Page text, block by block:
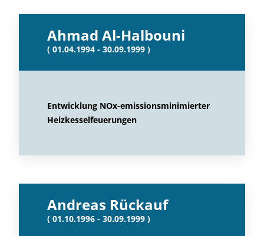
Ahmad Al-Halbouni
( 01.04.1994 - 30.09.1999 )
Entwicklung NOx-emissionsminimierter
Heizkesselfeuerungen
Andreas Rückauf
( 01.10.1996 - 30.09.1999 )